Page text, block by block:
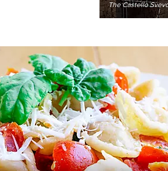
The Castello